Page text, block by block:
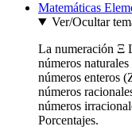
Matemáticas
Ver/Ocultar
La numeración Ξ
números
números enteros
números
números
Porcentajes.